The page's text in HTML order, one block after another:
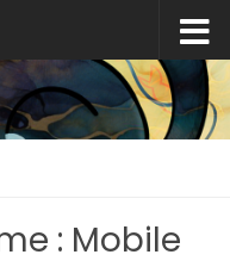
: Mobile